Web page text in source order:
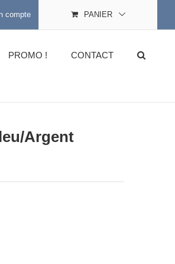
compte PANIER
PROMO ! CONTACT
Argent